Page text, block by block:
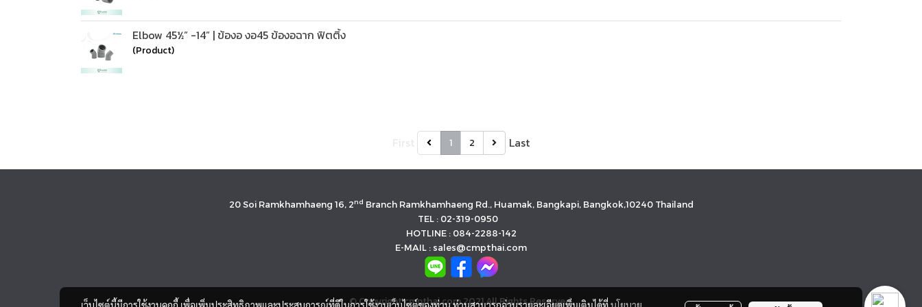
Elbow 45½” -14” | ข้องอ งอ45 ข้องอฉาก ฟิตติ้ง
(Product)
1 2 Last
20 Soi Ramkhamhaeng 16, 2nd Branch Ramkhamhaeng Rd., Huamak, Bangkapi, Bangkok,10240 Thailand
TEL : 02-319-0950
HOTLINE : 084-2288-142
E-MAIL : sales@cmpthai.com
© Copyright cmpthai.com 2021 All Rights Reserved.